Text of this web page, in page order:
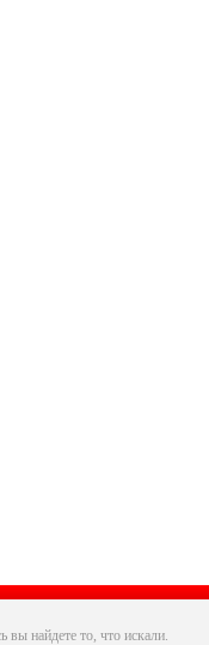
вы найдете то, что искали.